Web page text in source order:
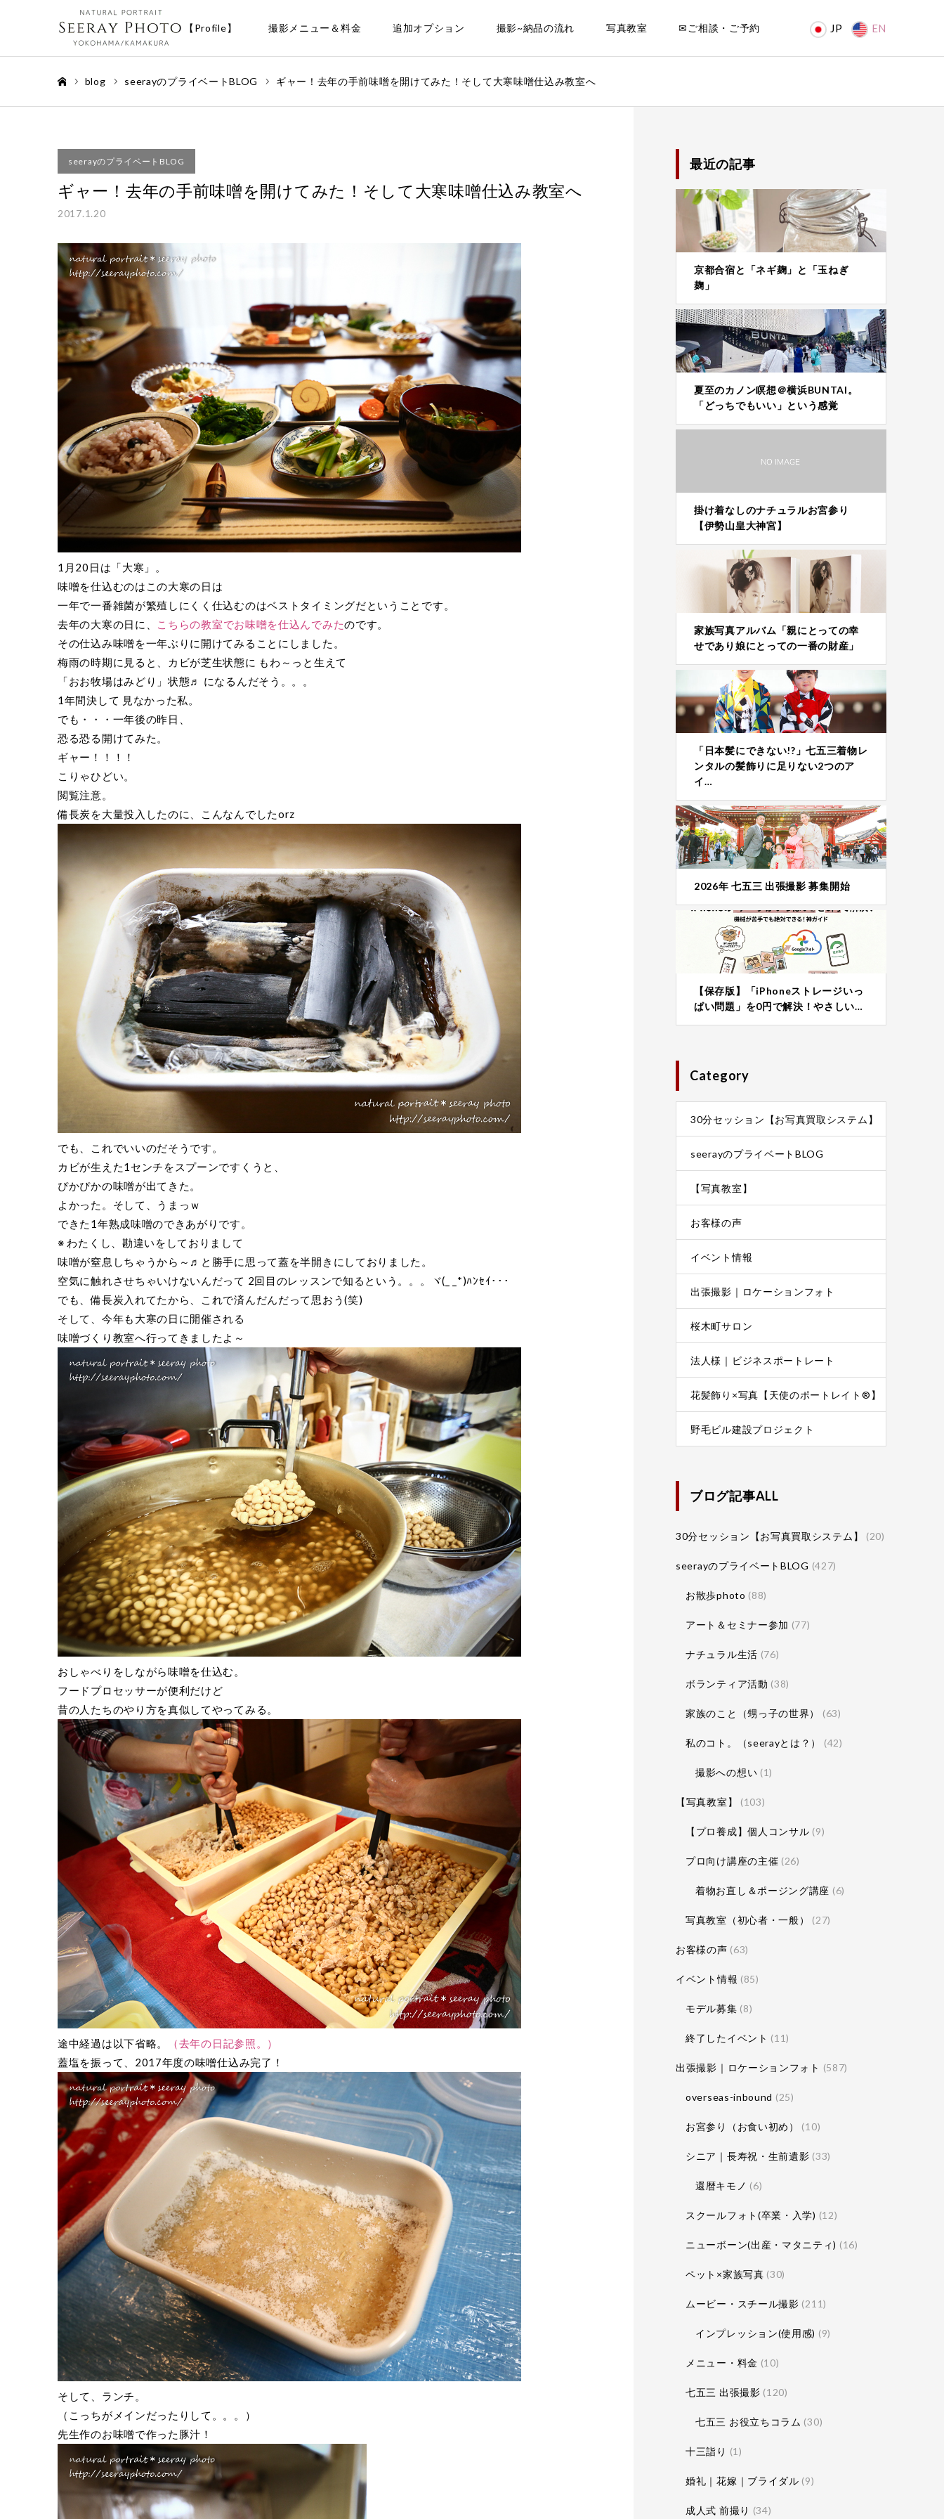
【Profile】 撮影メニュー＆料金 追加オプション 撮影~納品の流れ 写真教室 ✉ご相談・ご予約 JP EN
blog seerayのプライベートBLOG ギャー！去年の手前味噌を開けてみた！そして大寒味噌仕込み教室へ
seerayのプライベートBLOG
ギャー！去年の手前味噌を開けてみた！そして大寒味噌仕込み教室へ
2017.1.20
1月20日は「大寒」。
味噌を仕込むのはこの大寒の日は
一年で一番雑菌が繁殖しにくく仕込むのはベストタイミングだということです。
去年の大寒の日に、 こちらの教室でお味噌を仕込んでみたのです。
その仕込み味噌を一年ぶりに開けてみることにしました。
梅雨の時期に見ると、カビが芝生状態に もわ～っと生えて
「おお牧場はみどり」状態♬ になるんだそう。。。
1年間決して 見なかった私。
でも・・・一年後の昨日、
恐る恐る開けてみた。
ギャー！！！！
こりゃひどい。
閲覧注意。
備長炭を大量投入したのに、こんなんでしたorz
でも、これでいいのだそうです。
カビが生えた1センチをスプーンですくうと、
ぴかぴかの味噌が出てきた。
よかった。そして、うまっｗ
できた1年熟成味噌のできあがりです。
※ わたくし、勘違いをしておりまして
味噌が窒息しちゃうから～♬と勝手に思って蓋を半開きにしておりました。
空気に触れさせちゃいけないんだって 2回目のレッスンで知るという。。。ヾ(_ _*)ﾊﾝｾｲ･･･
でも、備長炭入れてたから、これで済んだんだって思おう(笑)
そして、今年も大寒の日に開催される
味噌づくり教室へ行ってきましたよ～
おしゃべりをしながら味噌を仕込む。
フードプロセッサーが便利だけど
昔の人たちのやり方を真似してやってみる。
途中経過は以下省略。
（去年の日記参照。）
蓋塩を振って、2017年度の味噌仕込み完了！
そして、ランチ。
（こっちがメインだったりして。。。）
先生作のお味噌で作った豚汁！
最近の記事
京都合宿と「ネギ麹」と「玉ねぎ
麹」
夏至のカノン瞑想＠横浜BUNTAI。
「どっちでもいい」という感覚
掛け着なしのナチュラルお宮参り
【伊勢山皇大神宮】
家族写真アルバム「親にとっての幸
せであり娘にとっての一番の財産」
「日本髪にできない!?」七五三着物レ
ンタルの髪飾りに足りない2つのア
イ…
2026年 七五三 出張撮影 募集開始
【保存版】「iPhoneストレージいっ
ぱい問題」を0円で解決！やさしい…
Category
30分セッション【お写真買取システム】
seerayのプライベートBLOG
【写真教室】
お客様の声
イベント情報
出張撮影｜ロケーションフォト
桜木町サロン
法人様｜ビジネスポートレート
花髪飾り×写真【天使のポートレイト®】
野毛ビル建設プロジェクト
ブログ記事ALL
30分セッション【お写真買取システム】 (20)
seerayのプライベートBLOG (427)
お散歩photo (88)
アート＆セミナー参加 (77)
ナチュラル生活 (76)
ボランティア活動 (38)
家族のこと（甥っ子の世界） (63)
私のコト。（seerayとは？） (42)
撮影への想い (1)
【写真教室】 (103)
【プロ養成】個人コンサル (9)
プロ向け講座の主催 (26)
着物お直し＆ポージング講座 (6)
写真教室（初心者・一般） (27)
お客様の声 (63)
イベント情報 (85)
モデル募集 (8)
終了したイベント (11)
出張撮影｜ロケーションフォト (587)
overseas-inbound (25)
お宮参り（お食い初め） (10)
シニア｜長寿祝・生前遺影 (33)
還暦キモノ (6)
スクールフォト(卒業・入学) (12)
ニューボーン(出産・マタニティ) (16)
ペット×家族写真 (30)
ムービー・スチール撮影 (211)
インプレッション(使用感) (9)
メニュー・料金 (10)
七五三 出張撮影 (120)
七五三 お役立ちコラム (30)
十三詣り (1)
婚礼｜花嫁｜ブライダル (9)
成人式 前撮り (34)